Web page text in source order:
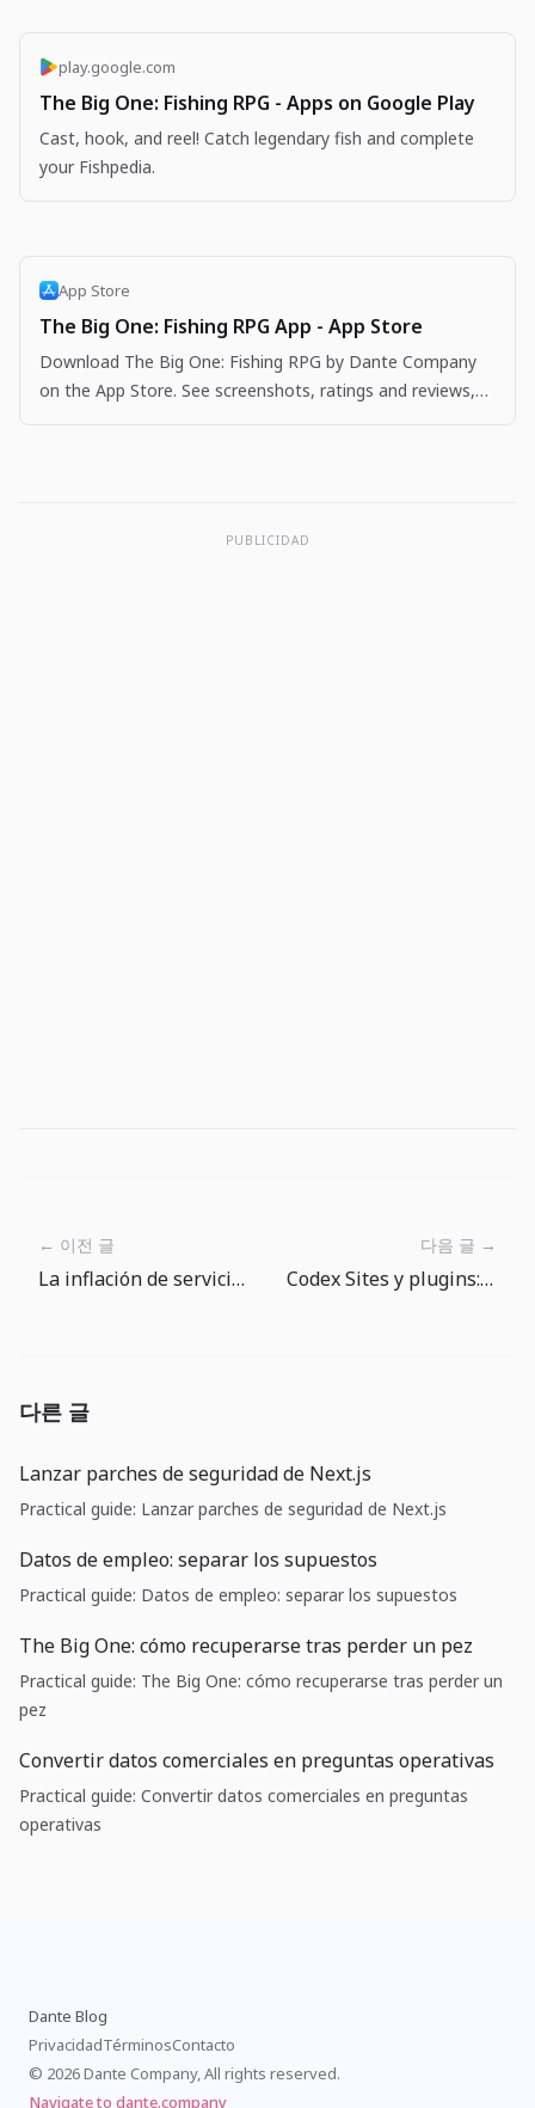
play.google.com
The Big One: Fishing RPG - Apps on Google Play
Cast, hook, and reel! Catch legendary fish and complete
your Fishpedia.
App Store
The Big One: Fishing RPG App - App Store
Download The Big One: Fishing RPG by Dante Company
on the App Store. See screenshots, ratings and reviews,
PUBLICIDAD
← 이전 글
La inflación de servicios en EE. UU. vuelve a calentarse: junio exige defender costes, no esperar dinero barato
다음 글 →
Codex Sites y plugins: las herramientas internas necesitan gobierno de despliegue
다른 글
Lanzar parches de seguridad de Next.js
Practical guide: Lanzar parches de seguridad de Next.js
Datos de empleo: separar los supuestos
Practical guide: Datos de empleo: separar los supuestos
The Big One: cómo recuperarse tras perder un pez
Practical guide: The Big One: cómo recuperarse tras perder un
pez
Convertir datos comerciales en preguntas operativas
Practical guide: Convertir datos comerciales en preguntas
operativas
Dante Blog
PrivacidadTérminosContacto
© 2026 Dante Company, All rights reserved.
Navigate to dante.company